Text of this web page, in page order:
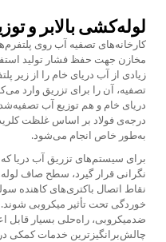
لوله‌کشی بالابر و
کارخانه‌های تصفیه آب روی
مخازن جهت حفظ فشار تولید
زیادی از آب دریای خام را از
تصفیه، آن را برای تزریق وارد
دریای خام و هم توزیع آب
درجه‌ی فولاد بر اساس غلظت
به‌طور خاص انجام می‌شود.
برای سیستم‌های تزریق آب دریا
نگرانی قرار گیرد، سطح صاف
نقاط اتصال باکتری‌های کاهنده
خوردگی تحت تأثیر میکروبی
ضدمیکروبی، راه‌حلی بسیار قابل
چالش‌برانگیزترین خدمات کمکی